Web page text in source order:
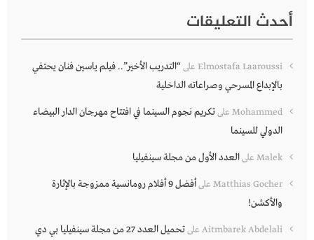
أحدث التعليقات
Elmostafa Laaroussi على“التدريب الأخير”.. فيلم ياسين فنان يحتفي
بالإبداع المسرحي وصراعاته الداخلية
Mohammed علىتكريم نجوم السينما في افتتاح مهرجان الدار البيضاء
الدولي للسينما
Malek علىالعدد الأول من مجلة سينفيليا
Matthias Gocher على
أفضل 9 أفلام رومانسية ممزوجة بالإثارة
والأكشن!
Aitmbarek Abdelali على
تحميل العدد 27 من مجلة سينفيليا بي دي